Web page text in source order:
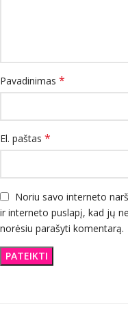
Pavadinimas *
El. paštas *
Noriu savo interneto
ir interneto puslapį, kad jų
norėsiu parašyti komentarą.